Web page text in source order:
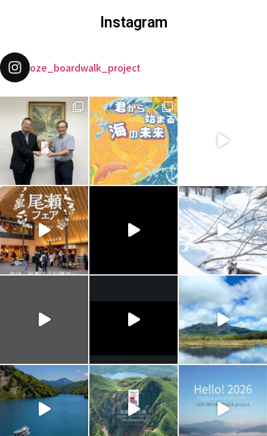
Instagram
oze_boardwalk_project